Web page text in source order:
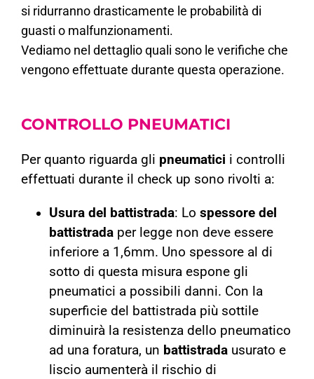
si ridurrannodrasticamente le probabilità di
guasti o malfunzionamenti.
Vediamo nel dettaglio quali sono le verifiche che
vengono effettuate durante questa operazione.
CONTROLLO PNEUMATICI
Per quanto riguarda gli pneumatici i controlli
effettuati durante il check up sono rivolti a:
Usura del battistrada: Lo spessore del
battistrada per legge non deve essere
inferiore a 1,6mm. Uno spessore al di
sotto di questa misura espone gli
pneumatici a possibili danni. Con la
superficie del battistrada più sottile
diminuirà la resistenza dello pneumatico
ad una foratura, un battistrada usurato e
liscio aumenterà il rischio di